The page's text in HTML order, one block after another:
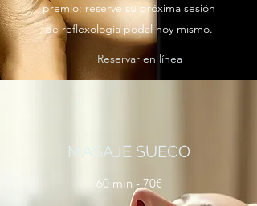
premio: reserve su próxima sesión
de reflexología podal hoy mismo.
Reservar en línea
MASAJE SUECO
60 min - 70€